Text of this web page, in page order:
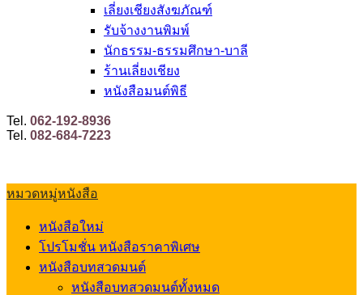
เลี่ยงเชียงสังฆภัณฑ์
รับจ้างงานพิมพ์
นักธรรม-ธรรมศึกษา-บาลี
ร้านเลี่ยงเชียง
หนังสือมนต์พิธี
Tel. 062-192-8936
Tel. 082-684-7223
หมวดหมู่หนังสือ
หนังสือใหม่
โปรโมชั่น หนังสือราคาพิเศษ
หนังสือบทสวดมนต์
หนังสือบทสวดมนต์ทั้งหมด